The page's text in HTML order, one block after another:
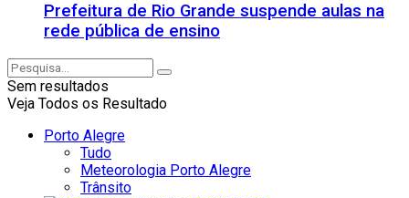
Prefeitura de Rio Grande suspende aulas na
rede pública de ensino
Sem resultados
Veja Todos os Resultado
Porto Alegre
Tudo
Meteorologia Porto Alegre
Trânsito